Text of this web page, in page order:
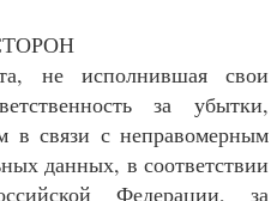
не исполнившая свои
за убытки,
в связи с неправомерным
данных, в соответствии
Федерации, за